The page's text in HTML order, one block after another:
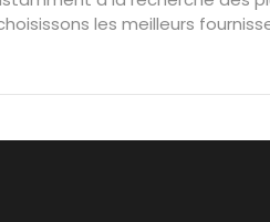
les meilleurs